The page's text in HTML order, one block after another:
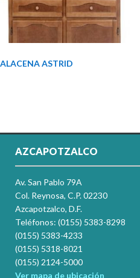
ALACENA ASTRID
AZCAPOTZALCO
Av. San Pablo 79A
Col. Reynosa, C.P. 02230
Azcapotzalco, D.F.
Teléfonos: (0155) 5383-8298
(0155) 5383-4233
(0155) 5318-8021
(0155) 2124-5000
Ver mapa de ubicación